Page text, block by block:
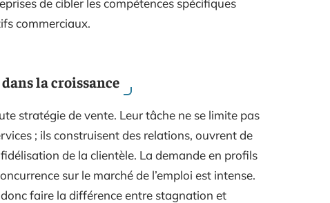
de cibler les compétences spécifiques
commerciaux.
la croissance
stratégie de vente. Leur tâche ne se limite pas
; ils construisent des relations, ouvrent de
de la clientèle. La demande en profils
sur le marché de l’emploi est intense.
faire la différence entre stagnation et